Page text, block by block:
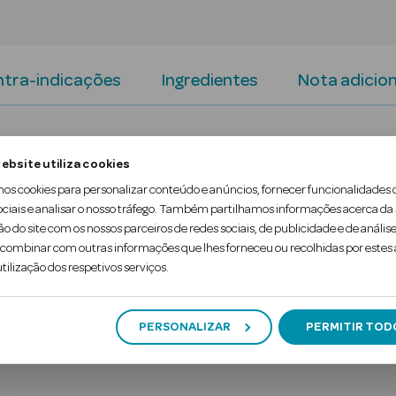
utiliza cookies
cookies para personalizar conteúdo e anúncios, fornecer funcionalidades
e analisar o nosso tráfego. Também partilhamos informações acerca da
do site com os nossos parceiros de redes sociais, de publicidade e de
com outras informações que lhes forneceu ou recolhidas por estes
dos respetivos serviços.
PERSONALIZAR PERMITIR
indicações Ingredientes Nota
(C e E), minerais como zinco e cobre, e
ocular e à proteção celular.
ajudando a proteger as células contra os